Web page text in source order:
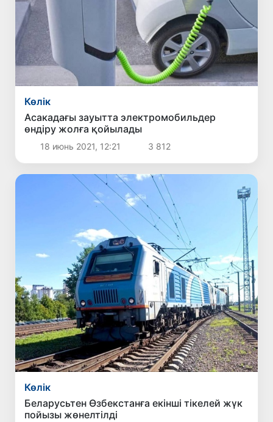
Көлік
Асакадағы зауытта электромобильдер
өндіру жолға қойылады
18 июнь 2021, 12:21 3 812
Көлік
Беларусьтен Өзбекстанға екінші тікелей жүк
пойызы жөнелтілді